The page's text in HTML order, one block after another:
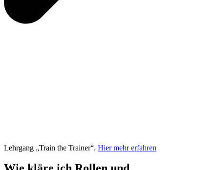
Lehrgang „Train the Trainer“. Hier mehr erfahren